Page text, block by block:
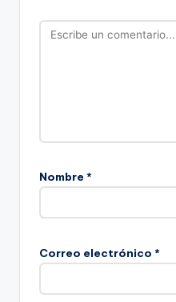
Nombre *
Correo electrónico *